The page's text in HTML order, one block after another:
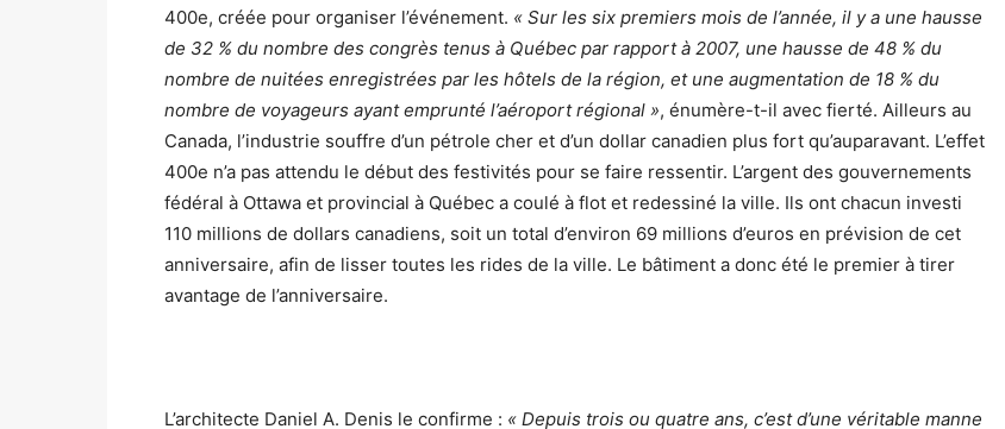
400e, créée pour organiser l’événement. « Sur les six premiers mois de l’année, il y a une hausse
de 32 % du nombre des congrès tenus à Québec par rapport à 2007, une hausse de 48 % du
nombre de nuitées enregistrées par les hôtels de la région, et une augmentation de 18 % du
nombre de voyageurs ayant emprunté l’aéroport régional », énumère-t-il avec fierté. Ailleurs au
Canada, l’industrie souffre d’un pétrole cher et d’un dollar canadien plus fort qu’auparavant. L’effet
400e n’a pas attendu le début des festivités pour se faire ressentir. L’argent des gouvernements
fédéral à Ottawa et provincial à Québec a coulé à flot et redessiné la ville. Ils ont chacun investi
110 millions de dollars canadiens, soit un total d’environ 69 millions d’euros en prévision de cet
anniversaire, afin de lisser toutes les rides de la ville. Le bâtiment a donc été le premier à tirer
avantage de l’anniversaire.
L’architecte Daniel A. Denis le confirme : « Depuis trois ou quatre ans, c’est d’une véritable manne